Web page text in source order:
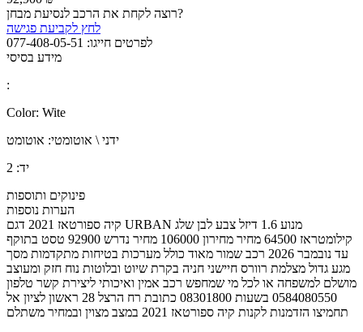
רוצה לקחת את הרכב לנסיעת מבחן?
לחץ לקביעת פגישה
לפרטים חייגו: 077-408-05-51
מידע בסיסי
:
Color: Wite
ידני \ אוטומטי: אוטומט
יד: 2
פינוקים ותוספות
הערות נוספות
קיה ספורטאז 2021 דגם URBAN מנוע 1.6 דיזל צבע לבן שלג
קילומטראז 64500 מחיר מחירון 106000 מחיר נדרש 92900 טסט בתוקף
עד נובמבר 2026 רכב שמור מאוד כולל מערכות בטיחות מתקדמות מסך
מגע גדול מצלמת רוורס חיישני חניה בקרת שיוט ובלוטות נוח חזק ומעוצב
מושלם למשפחה או לכל מי שמחפש רכב אמין ואיכותי ליצירת קשר טלפון
0584080550 בשעות 08301800 כתובת רח הרצל 28 ראשון לציון אל
תחמיצו הזדמנות לקנות קיה ספורטאז 2021 במצב מצוין ובמחיר משתלם